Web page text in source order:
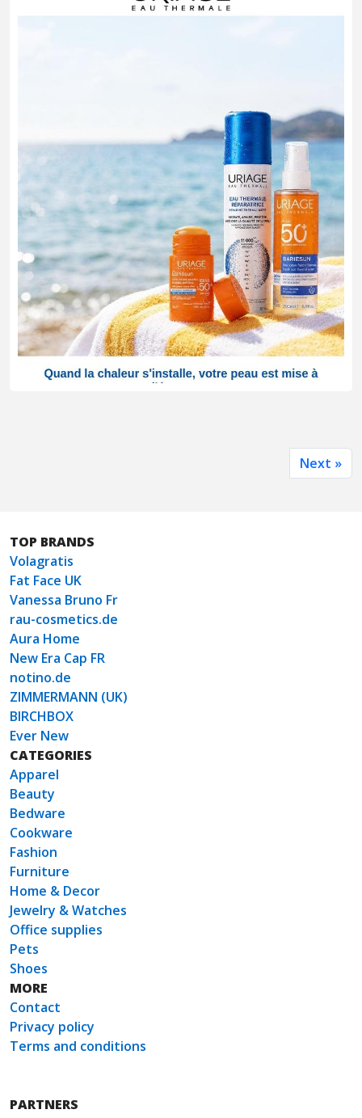
Next »
TOP BRANDS
Volagratis
Fat Face UK
Vanessa Bruno Fr
rau-cosmetics.de
Aura Home
New Era Cap FR
notino.de
ZIMMERMANN (UK)
BIRCHBOX
Ever New
CATEGORIES
Apparel
Beauty
Bedware
Cookware
Fashion
Furniture
Home & Decor
Jewelry & Watches
Office supplies
Pets
Shoes
MORE
Contact
Privacy policy
Terms and conditions
PARTNERS